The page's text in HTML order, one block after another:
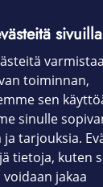
toiminnan,
sen
sinulle
tarjouksia.
tietoja, kuten
jakaa